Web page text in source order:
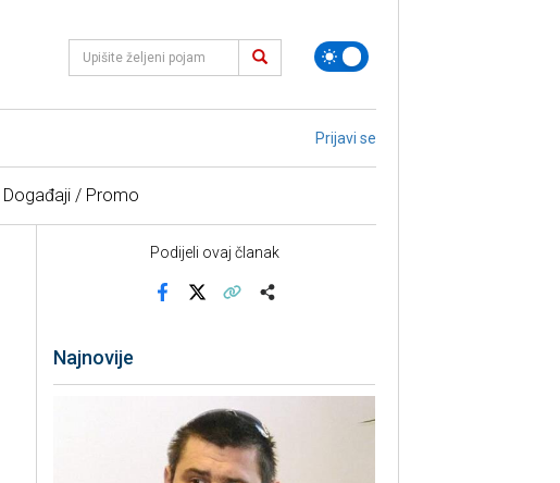
Prijavi se
Događaji / Promo
Podijeli ovaj članak
Najnovije